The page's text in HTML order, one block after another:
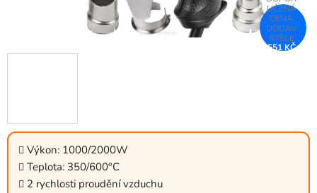
Výkon: 1000/2000W
Teplota: 350/600°C
2 rychlosti proudění vzduchu
551 KČ